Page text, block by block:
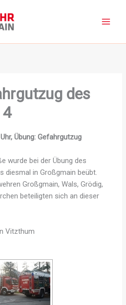
des
Übung: Gefahrgutzug
wurde bei der Übung des
diesmal in Großgmain beübt.
Großgmain, Wals, Grödig,
beteiligten sich an dieser
Vitzthum